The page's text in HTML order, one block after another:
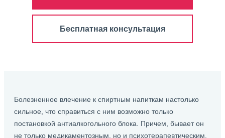
Бесплатная консультация
Болезненное влечение к спиртным напиткам настолько
сильное, что справиться с ним возможно только
постановкой антиалкогольного блока. Причем, бывает он
не только медикаментозным, но и психотерапевтическим.